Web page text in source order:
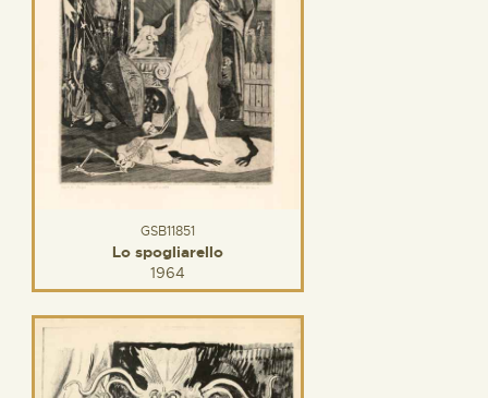
GSB11851
Lo spogliarello
1964